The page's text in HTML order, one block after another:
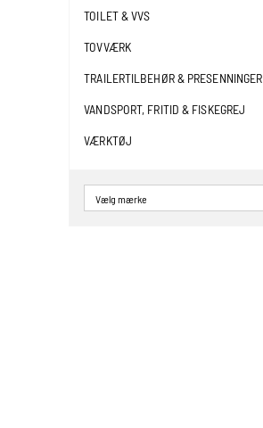
TOILET & VVS
TOVVÆRK
TRAILERTILBEHØR & PRESENNINGER
VANDSPORT, FRITID & FISKEGREJ
VÆRKTØJ